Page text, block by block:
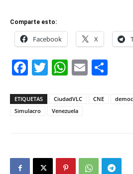
Comparte esto:
Facebook X
Facebook
TwitterEmail
ETIQUETAS CiudadVLC CNE
Simulacro
Venezuela